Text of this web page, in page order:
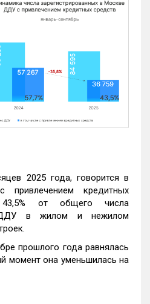
2025 года, говорится в
привлечением кредитных
43,5% от общего числа
ДДУ в жилом и нежилом
прошлого года равнялась
момент она уменьшилась на